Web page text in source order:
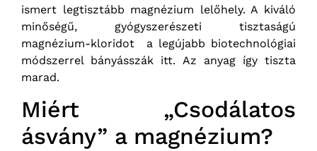
ismert legtisztább magnézium lelőhely. A kiváló
minőségű, gyógyszerészeti tisztaságú
magnézium-kloridot a legújabb biotechnológiai
módszerrel bányásszák itt. Az anyag így tiszta
marad.
Miért „Csodálatos
ásvány” a magnézium?